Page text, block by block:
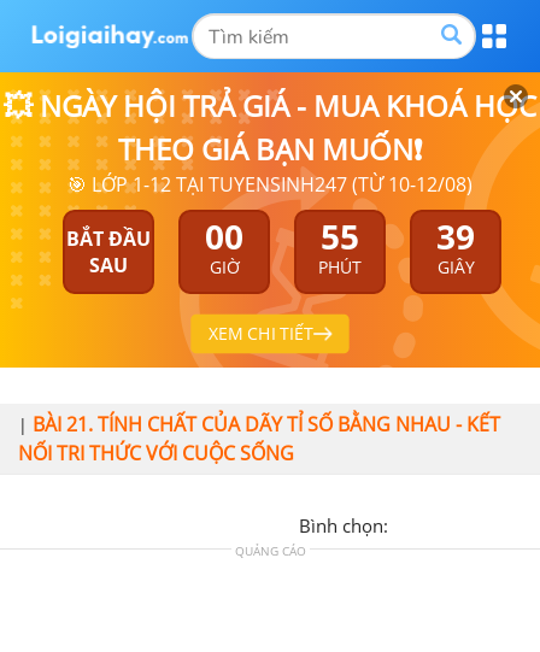
💥 NGÀY HỘI TRẢ GIÁ - MUA KHOÁ HỌC
THEO GIÁ BẠN MUỐN❗
🎯 LỚP 1-12 TẠI TUYENSINH247 (TỪ 10-12/08)
BẮT ĐẦU
SAU
00
GIỜ
55
PHÚT
39
GIÂY
XEM CHI TIẾT
| BÀI 21. TÍNH CHẤT CỦA DÃY TỈ SỐ BẰNG NHAU - KẾT
NỐI TRI THỨC VỚI CUỘC SỐNG
Bình chọn:
QUẢNG CÁO